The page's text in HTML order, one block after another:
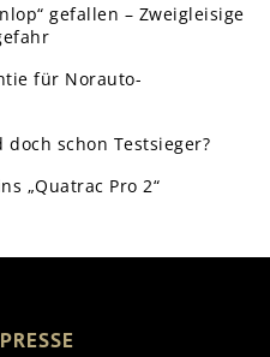
gefallen – Zweigleisige
für Norauto-
schon Testsieger?
„Quatrac Pro 2“